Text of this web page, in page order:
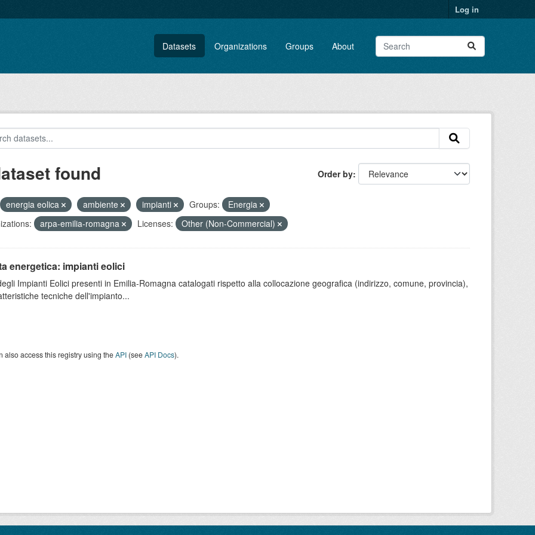
Log in
Datasets Organizations Groups About
Order by
found
energia eolica ambiente impianti Groups:
Energia
arpa-emilia-romagna Licenses: Other (Non-Commercial)
energetica: impianti eolici
Impianti Eolici presenti in Emilia-Romagna catalogati rispetto alla collocazione geografica (indirizzo, comune, provincia),
tecniche dell'impianto...
also access this registry using theAPI(seeAPI Docs).